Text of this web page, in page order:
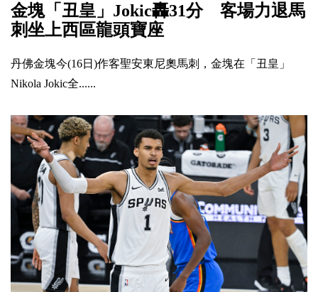
金塊「丑皇」Jokic轟31分 客場力退馬
刺坐上西區龍頭寶座
丹佛金塊今(16日)作客聖安東尼奧馬刺，金塊在「丑皇」
Nikola Jokic全......